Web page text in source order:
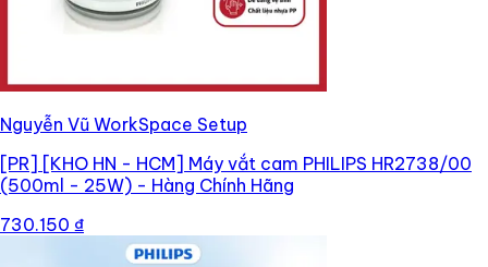
Nguyễn Vũ WorkSpace Setup
[PR] [KHO HN - HCM] Máy vắt cam PHILIPS HR2738/00
(500ml - 25W) - Hàng Chính Hãng
730.150 ₫